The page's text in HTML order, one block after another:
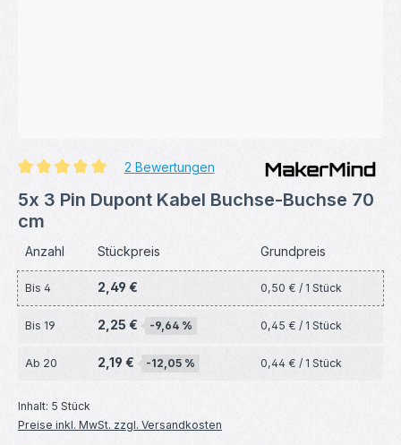
2 Bewertungen
5x 3 Pin Dupont Kabel Buchse-Buchse 70
cm
Anzahl Stückpreis Grundpreis
Bis 4 2,49 € 0,50 € / 1 Stück
Bis 19 2,25 € -9,64 % 0,45 € / 1 Stück
Ab 20 2,19 € -12,05 % 0,44 € / 1 Stück
Inhalt: 5 Stück
Preise inkl. MwSt. zzgl. Versandkosten